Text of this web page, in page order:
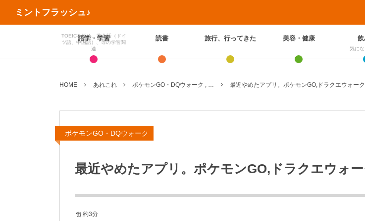
ミントフラッシュ♪
語学・学習
TOEICを始め、英会話（ドイ
ツ語、中国語）、等の学習関
連
読書 旅行、行ってきた 美容・健康
気に
HOME あれこれ ポケモンGO・DQウォーク , … 最近やめたアプリ。ポケモンGO,ドラクエウォーク
ポケモンGO・DQウォーク
最近やめたアプリ。ポケモンGO,ドラクエウォー
約3分